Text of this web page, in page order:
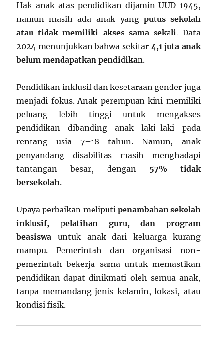
Hak anak atas pendidikan dijamin UUD 1945,
namun masih ada anak yang putus sekolah
atau tidak memiliki akses sama sekali. Data
2024 menunjukkan bahwa sekitar 4,1 juta anak
belum mendapatkan pendidikan.
Pendidikan inklusif dan kesetaraan gender juga
menjadi fokus. Anak perempuan kini memiliki
peluang lebih tinggi untuk mengakses
pendidikan dibanding anak laki-laki pada
rentang usia 7–18 tahun. Namun, anak
penyandang disabilitas masih menghadapi
tantangan besar, dengan 57% tidak
bersekolah.
Upaya perbaikan meliputi penambahan sekolah
inklusif, pelatihan guru, dan program
beasiswa untuk anak dari keluarga kurang
mampu. Pemerintah dan organisasi non-
pemerintah bekerja sama untuk memastikan
pendidikan dapat dinikmati oleh semua anak,
tanpa memandang jenis kelamin, lokasi, atau
kondisi fisik.